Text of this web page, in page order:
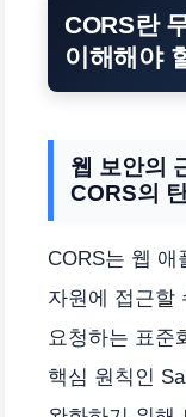
CORS란
이해해야
웹 보안의
CORS의
CORS는 웹 애
자원에 접근할
요청하는 표준
핵심 원칙인